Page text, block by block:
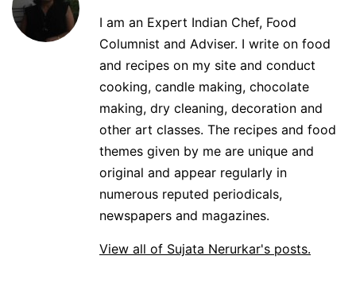
I am an Expert Indian Chef, Food
Columnist and Adviser. I write on food
and recipes on my site and conduct
cooking, candle making, chocolate
making, dry cleaning, decoration and
other art classes. The recipes and food
themes given by me are unique and
original and appear regularly in
numerous reputed periodicals,
newspapers and magazines.
View all of Sujata Nerurkar's posts.